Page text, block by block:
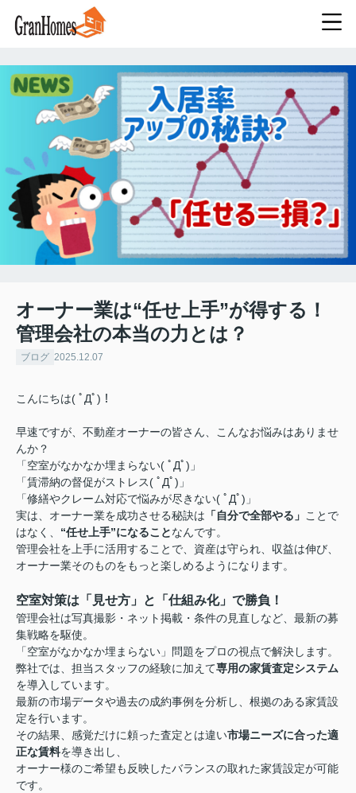
オーナー業は“任せ上手”が得する！
管理会社の本当の力とは？
ブログ 2025.12.07
こんにちは( ﾟДﾟ)！
早速ですが、不動産オーナーの皆さん、こんなお悩みはありませ
んか？
「空室がなかなか埋まらない( ﾟДﾟ)」
「賃滞納の督促がストレス( ﾟДﾟ)」
「修繕やクレーム対応で悩みが尽きない( ﾟДﾟ)」
実は、オーナー業を成功させる秘訣は 「自分で全部やる」 ことで
はなく、 “任せ上手”になることなんです。
管理会社を上手に活用することで、資産は守られ、収益は伸び、
オーナー業そのものをもっと楽しめるようになります。
空室対策は「見せ方」と「仕組み化」で勝負！
管理会社は写真撮影・ネット掲載・条件の見直しなど、最新の募
集戦略を駆使。
「空室がなかなか埋まらない」問題をプロの視点で解決します。
弊社では、担当スタッフの経験に加えて専用の家賃査定システム
を導入しています。
最新の市場データや過去の成約事例を分析し、根拠のある家賃設
定を行います。
その結果、感覚だけに頼った査定とは違い市場ニーズに合った適
正な賃料を導き出し、
オーナー様のご希望も反映したバランスの取れた家賃設定が可能
です。